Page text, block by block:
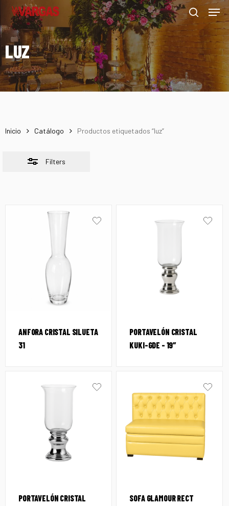
Skip
main
content
search
Menu
LUZ
Inicio Catálogo Productos etiquetados “luz”
Filters
Close
Filters
ANFORA CRISTAL SILUETA
31
PORTAVELÓN CRISTAL
KUKI-GDE – 19″
PORTAVELÓN CRISTAL
SOFA GLAMOUR RECT
Menu